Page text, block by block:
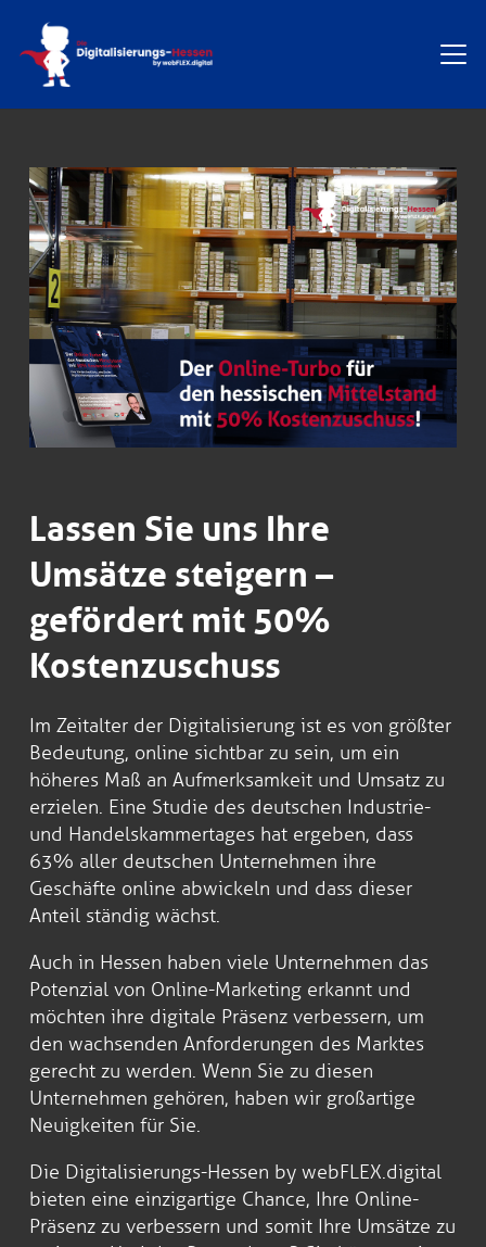
Lassen Sie uns Ihre
Umsätze steigern –
gefördert mit 50%
Kostenzuschuss
Im Zeitalter der Digitalisierung ist es von größter
Bedeutung, online sichtbar zu sein, um ein
höheres Maß an Aufmerksamkeit und Umsatz zu
erzielen. Eine Studie des deutschen Industrie-
und Handelskammertages hat ergeben, dass
63% aller deutschen Unternehmen ihre
Geschäfte online abwickeln und dass dieser
Anteil ständig wächst.
Auch in Hessen haben viele Unternehmen das
Potenzial von Online-Marketing erkannt und
möchten ihre digitale Präsenz verbessern, um
den wachsenden Anforderungen des Marktes
gerecht zu werden. Wenn Sie zu diesen
Unternehmen gehören, haben wir großartige
Neuigkeiten für Sie.
Die Digitalisierungs-Hessen by webFLEX.digital
bieten eine einzigartige Chance, Ihre Online-
Präsenz zu verbessern und somit Ihre Umsätze zu